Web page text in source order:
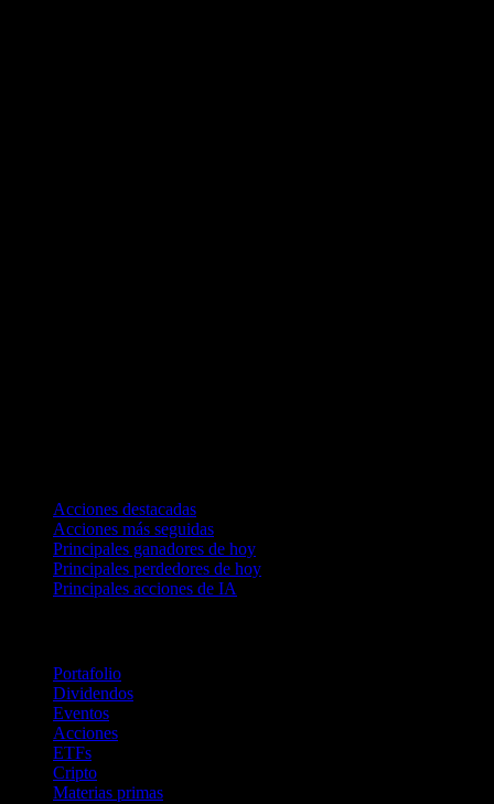
Acciones destacadas
Acciones más seguidas
Principales ganadores de hoy
Principales perdedores de hoy
Principales acciones de IA
Portafolio
Dividendos
Eventos
Acciones
ETFs
Cripto
Materias primas